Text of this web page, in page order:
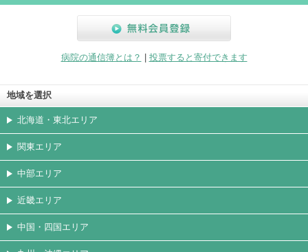
病院の通信簿とは？
投票すると寄付できます
地域を選択
北海道・東北エリア
関東エリア
中部エリア
近畿エリア
中国・四国エリア